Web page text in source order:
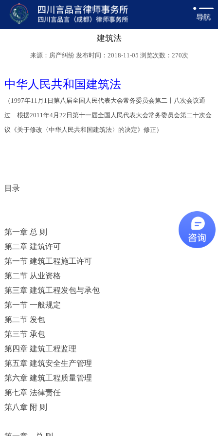
建筑法
来源：房产纠纷 发布时间：2018-11-05 浏览次数： 270次
中华人民共和国建筑法
（ 1997年11月1日第八届全国人民代表大会常务委员会第二十八次会议通
过 根据2011年4月22日第十一届全国人民代表大会常务委员会第二十次会
议《关于修改〈中华人民共和国建筑法〉的决定》修正）
目录
第一章 总 则
第二章 建筑许可
第一节 建筑工程施工许可
第二节 从业资格
第三章 建筑工程发包与承包
第一节 一般规定
第二节 发包
第三节 承包
第四章 建筑工程监理
第五章 建筑安全生产管理
第六章 建筑工程质量管理
第七章 法律责任
第八章 附 则